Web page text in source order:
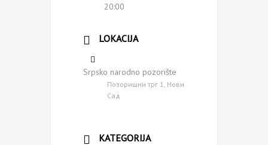
20:00
LOKACIJA
Srpsko narodno pozorište
Позоришни трг 1, Нови
Сад
KATEGORIJA